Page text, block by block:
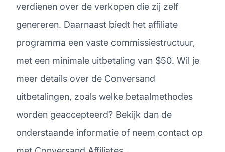
verdienen over de verkopen die zij zelf
genereren. Daarnaast biedt het affiliate
programma een vaste commissiestructuur,
met een minimale uitbetaling van $50. Wil je
meer details over de Conversand
uitbetalingen, zoals welke betaalmethodes
worden geaccepteerd? Bekijk dan de
onderstaande informatie of neem contact op